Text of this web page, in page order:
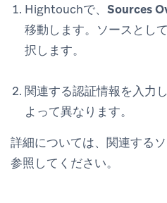
Hightouchで、 Sources
移動します。ソースとし
択します。
関連する認証情報を入力
よって異なります。
詳細については、関連する
参照してください。